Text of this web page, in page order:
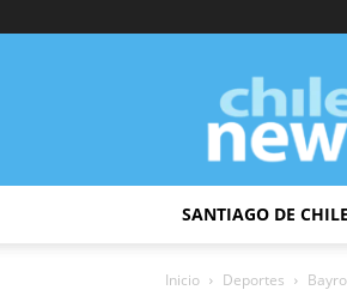
SANTIAGO DE CHILE
Inicio Deportes